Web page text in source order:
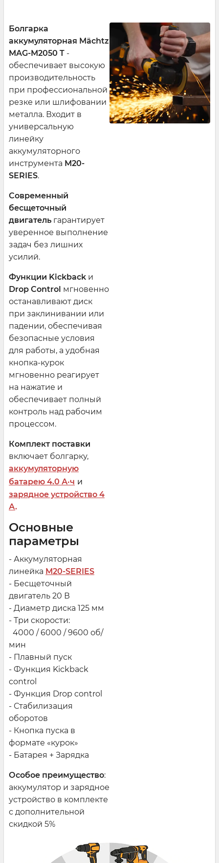
Болгарка
аккумуляторная Mächtz
MAG-M2050 T -
обеспечивает высокую
производительность
при профессиональной
резке или шлифовании
металла. Входит в
универсальную
линейку
аккумуляторного
инструмента M20-
SERIES.
Современный
бесщеточный
двигатель гарантирует
уверенное выполнение
задач без лишних
усилий.
Функции Kickback и
Drop Control мгновенно
останавливают диск
при заклинивании или
падении, обеспечивая
безопасные условия
для работы, а удобная
кнопка-курок
мгновенно реагирует
на нажатие и
обеспечивает полный
контроль над рабочим
процессом.
Комплект поставки
включает болгарку,
аккумуляторную
батарею 4.0 А·ч и
зарядное устройство 4
А.
Основные
параметры
- Аккумуляторная
линейка M20-SERIES
- Бесщеточный
двигатель 20 В
- Диаметр диска 125 мм
- Три скорости:
4000 / 6000 / 9600 об/
мин
- Плавный пуск
- Функция Kickback
control
- Функция Drop control
- Стабилизация
оборотов
- Кнопка пуска в
формате «курок»
- Батарея + Зарядка
Особое преимущество:
аккумулятор и зарядное
устройство в комплекте
с дополнительной
скидкой 5%